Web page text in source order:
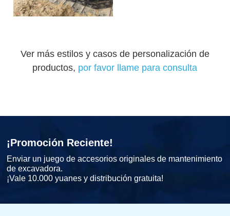
Ver más estilos y casos de personalización de
productos, por favor llame para consulta
¡Promoción Reciente!
Enviar un juego de accesorios originales de mantenimiento
de excavadora.
¡Vale 10.000 yuanes y distribución gratuita!